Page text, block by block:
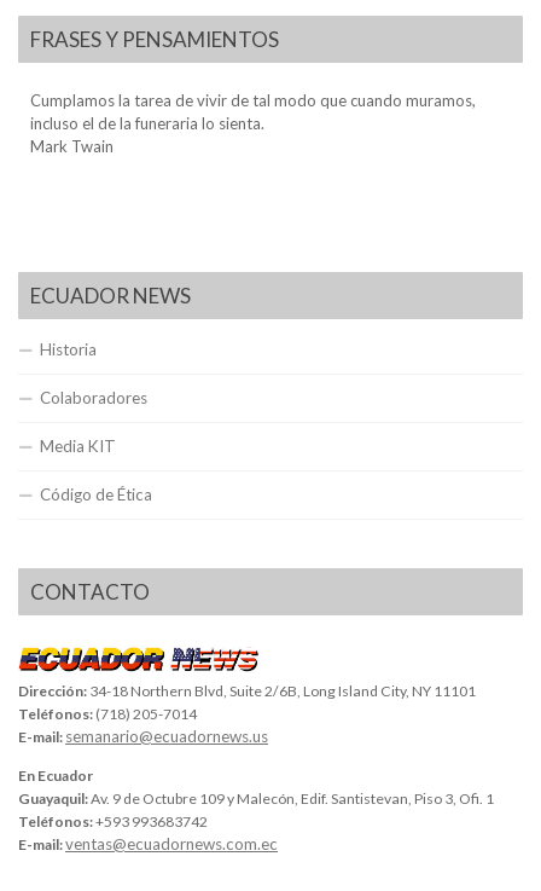
FRASES Y PENSAMIENTOS
Cumplamos la tarea de vivir de tal modo que cuando muramos,
incluso el de la funeraria lo sienta.
Mark Twain
ECUADOR NEWS
Historia
Colaboradores
Media KIT
Código de Ética
CONTACTO
Dirección: 34-18 Northern Blvd, Suite 2/6B, Long Island City, NY 11101
Teléfonos: (718) 205-7014
E-mail: semanario@ecuadornews.us
En Ecuador
Guayaquil:Av. 9 de Octubre 109 y Malecón, Edif. Santistevan, Piso 3, Ofi. 1
Teléfonos:+593 993683742
E-mail:ventas@ecuadornews.com.ec